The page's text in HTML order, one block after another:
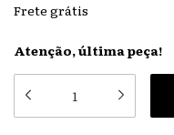
Frete grátis
Atenção, última peça!